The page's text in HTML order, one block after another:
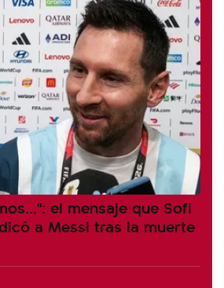
el mensaje que Sofi
a Messi tras la muerte